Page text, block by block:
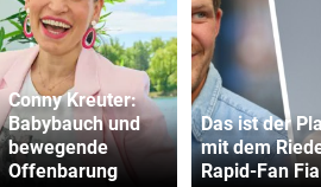
Conny Kreuter:
Babybauch und
bewegende
Offenbarung
Das ist der
mit dem
Rapid-Fan